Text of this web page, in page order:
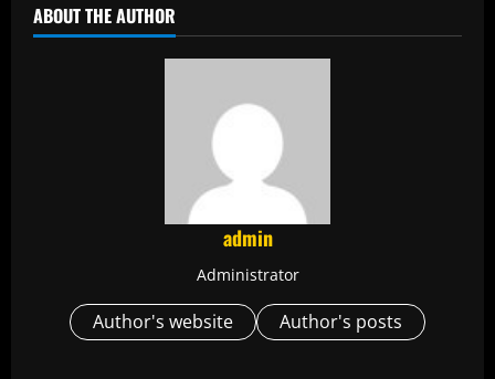
ABOUT THE AUTHOR
admin
Administrator
Author's website Author's posts